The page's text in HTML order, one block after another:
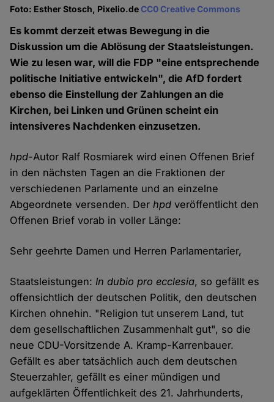
Foto: Esther Stosch, Pixelio.deCC0 Creative Commons
Es kommt derzeit etwas Bewegung in die
Diskussion um die Ablösung der Staatsleistungen.
Wie zu lesen war, will die FDP "eine entsprechende
politische Initiative entwickeln", die AfD fordert
ebenso die Einstellung der Zahlungen an die
Kirchen, bei Linken und Grünen scheint ein
intensiveres Nachdenken einzusetzen.
hpd-Autor Ralf Rosmiarek wird einen Offenen Brief
in den nächsten Tagen an die Fraktionen der
verschiedenen Parlamente und an einzelne
Abgeordnete versenden. Derhpd veröffentlicht den
Offenen Brief vorab in voller Länge:
Sehr geehrte Damen und Herren Parlamentarier,
Staatsleistungen:In dubio pro ecclesia, so gefällt es
offensichtlich der deutschen Politik, den deutschen
Kirchen ohnehin. "Religion tut unserem Land, tut
dem gesellschaftlichen Zusammenhalt gut", so die
neue CDU-Vorsitzende A. Kramp-Karrenbauer.
Gefällt es aber tatsächlich auch dem deutschen
Steuerzahler, gefällt es einer mündigen und
aufgeklärten Öffentlichkeit des 21. Jahrhunderts,